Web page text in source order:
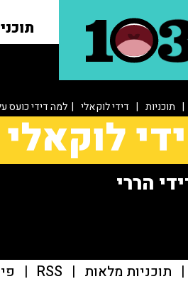
| תוכניות | דידי לוקאלי | למה דידי כועס
לוקאלי
הררי
| תוכניות מלאות |
RSS
|